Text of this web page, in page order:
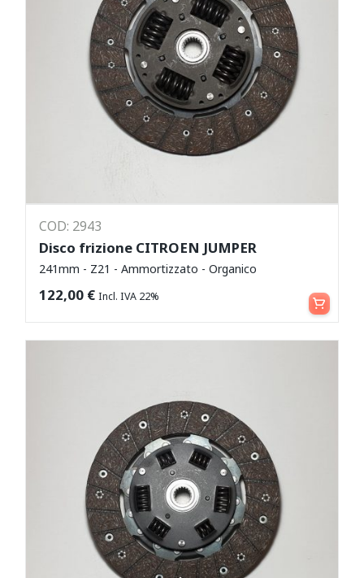
COD: 2943
Disco frizione CITROEN JUMPER
241mm - Z21 - Ammortizzato - Organico
122,00 € Incl. IVA 22% Aggiungi al carrello